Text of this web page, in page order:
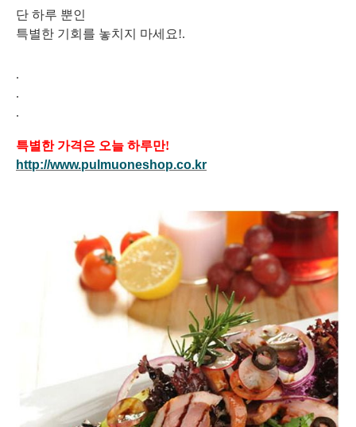
단 하루 뿐인
특별한 기회를 놓치지 마세요!.
.
.
.
특별한 가격은 오늘 하루만!
http://www.pulmuoneshop.co.kr